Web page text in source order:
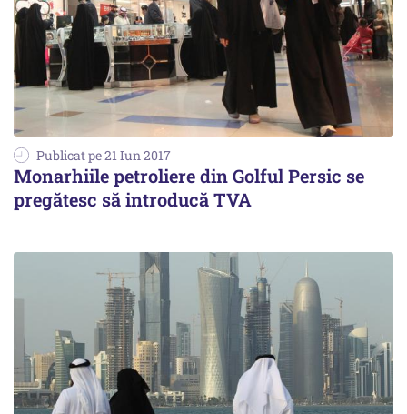
Publicat pe 21 Iun 2017
Monarhiile petroliere din Golful Persic se
pregătesc să introducă TVA